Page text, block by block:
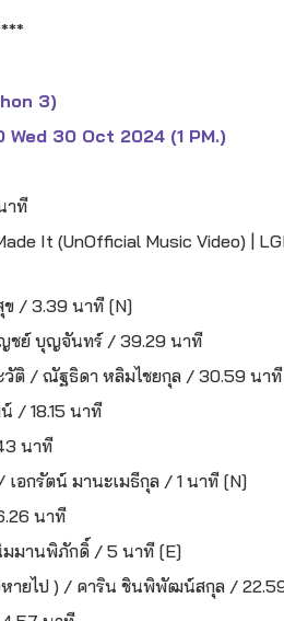
3)
30 Oct 2024 (1 PM.)
าที
It (UnOfficial Music Video) |
/ 3.39 นาที [N]
ชย์ บุญจันทร์ / 39.29 นาที
วัติ / ณัฐธิดา หลิมไชยกุล / 30.59 นา
/ 18.15 นาที
นาที
อกรัตน์ มานะเมธีกุล / 1 นาที [N]
นาที
มมานพิภักดิ์ / 5 นาที [E]
ายไป ) / คาริน ชินพิพัฒน์สกุล /